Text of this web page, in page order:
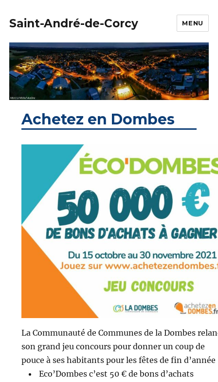
Saint-André-de-Corcy MENU
Achetez en Dombes
La Communauté de Communes de la Dombes
son grand jeu concours pour donner un coup de
pouce à ses habitants pour les fêtes de fin d’année
Eco’Dombes c’est 50 € de bons d’achats